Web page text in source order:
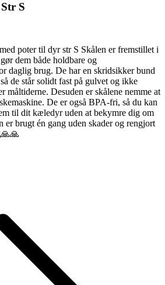
S
poter til dyr str S Skålen er fremstillet i
dem både holdbare og
daglig brug. De har en skridsikker bund
de står solidt fast på gulvet og ikke
måltiderne. Desuden er skålene nemme at
De er også BPA-fri, så du kan
til dit kæledyr uden at bekymre dig om
er brugt én gang uden skader og rengjort